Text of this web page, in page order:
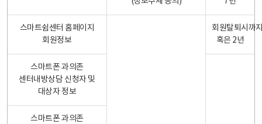
스마트쉼센터 홈페이지
회원정보
회원탈퇴시까
혹은 2년
스마트폰 과의존
센터내방상담 신청자 및
대상자 정보
스마트폰 과의존